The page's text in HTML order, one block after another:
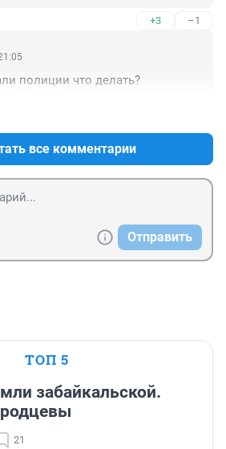
накидают с закладчиками
от вас только ехать быстро и
анонимности, и все! Нет,
обратившегося собирать, а
+3 –1
полиции что делать?
все комментарии
Отправить
ТОП 5
забайкальской.
21